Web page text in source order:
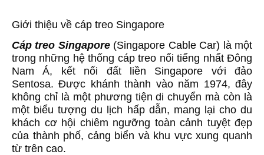
Giới thiệu về cáp treo Singapore
Cáp treo Singapore(Singapore Cable Car) là một
trong những hệ thống cáp treo nổi tiếng nhất Đông
Nam Á, kết nối đất liền Singapore với đảo
Sentosa. Được khánh thành vào năm 1974, đây
không chỉ là một phương tiện di chuyển mà còn là
một biểu tượng du lịch hấp dẫn, mang lại cho du
khách cơ hội chiêm ngưỡng toàn cảnh tuyệt đẹp
của thành phố, cảng biển và khu vực xung quanh
từ trên cao.